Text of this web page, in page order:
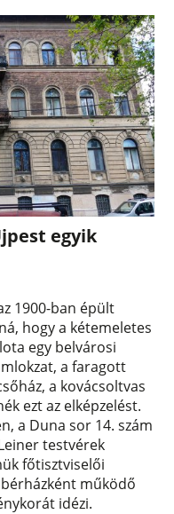
egyik
1900-ban épült
hogy a kétemeletes
egy belvárosi
a faragott
a kovácsoltvas
ezt az elképzelést.
a Duna sor 14. szám
testvérek
főtisztviselői
működő
idézi.